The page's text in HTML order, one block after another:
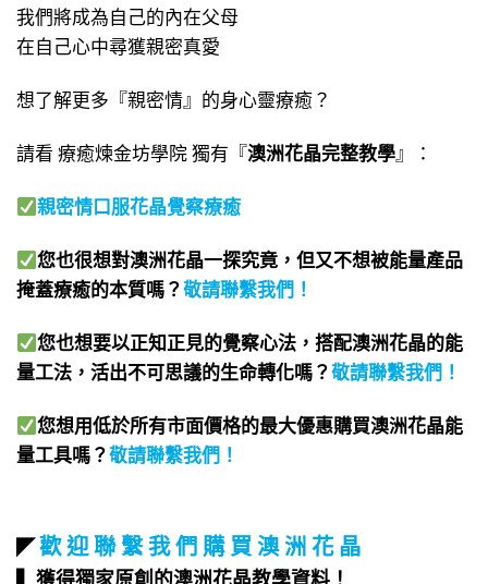
我們將成為自己的內在父母
在自己心中尋獲親密真愛
想了解更多『親密情』的身心靈療癒？
請看 療癒煉金坊學院 獨有『澳洲花晶完整教學』：
親密情口服花晶覺察療癒
您也很想對澳洲花晶一探究竟，但又不想被能量產品
掩蓋療癒的本質嗎？敬請聯繫我們 ！
您也想要以正知正見的覺察心法，搭配澳洲花晶的能
量工法，活出不可思議的生命轉化嗎？敬請聯繫我們 ！
您想用低於所有市面價格的最大優惠購買澳洲花晶能
量工具嗎？敬請聯繫我們 ！
◤歡 迎 聯 繫 我 們 購 買 澳 洲 花 晶
▍獲得獨家原創的澳洲花晶教學資料！